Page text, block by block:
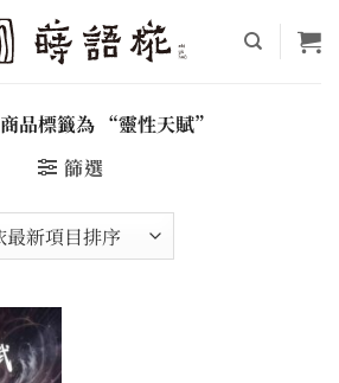
商品標籤為 “靈性天賦”
篩選